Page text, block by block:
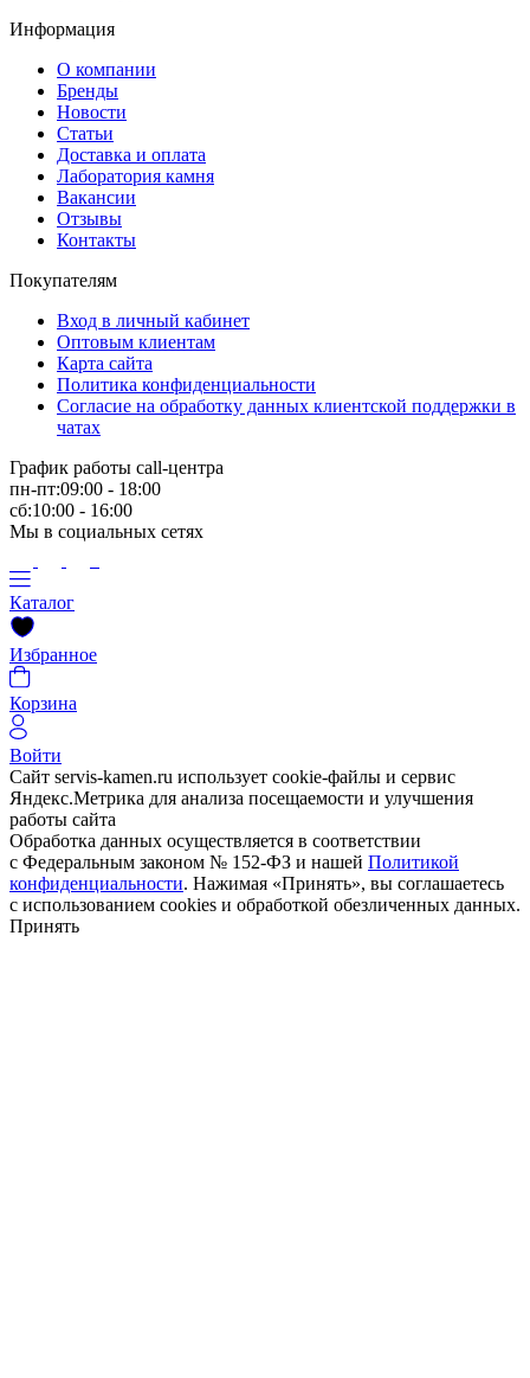
Информация
О компании
Бренды
Новости
Статьи
Доставка и оплата
Лаборатория камня
Вакансии
Отзывы
Контакты
Покупателям
Вход в личный кабинет
Оптовым клиентам
Карта сайта
Политика конфиденциальности
Согласие на обработку данных клиентской поддержки в
чатах
График работы call-центра
пн-пт:09:00 - 18:00
сб:10:00 - 16:00
Мы в социальных сетях
Каталог
Избранное
Корзина
Войти
Сайт servis-kamen.ru использует cookie-файлы и сервис
Яндекс.Метрика для анализа посещаемости и улучшения
работы сайта
Обработка данных осуществляется в соответствии
с Федеральным законом № 152-ФЗ и нашей Политикой
конфиденциальности. Нажимая «Принять», вы соглашаетесь
с использованием cookies и обработкой обезличенных данных.
Принять